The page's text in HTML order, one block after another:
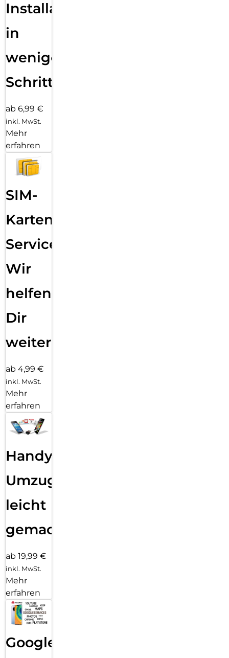
Installation
in
wenigen
Schritten
ab 6,99 €
inkl. MwSt.
Mehr
erfahren
SIM-
Karten
Service:
Wir
helfen
Dir
weiter
ab 4,99 €
inkl. MwSt.
Mehr
erfahren
Handy
Umzug
leicht
gemacht!
ab 19,99 €
inkl. MwSt.
Mehr
erfahren
Google